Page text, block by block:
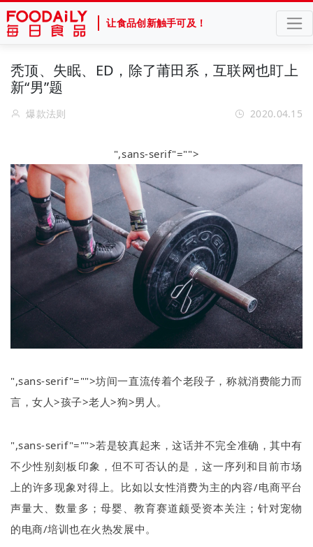
让食品创新触手可及！
秃顶、失眠、ED，除了莆田系，互联网也盯上
新“男”题
爆款法则 2020.04.15
",sans-serif"="">
",sans-serif"="">坊间一直流传着个老段子，称就消费能力而
言，女人>孩子>老人>狗>男人。
",sans-serif"="">若是较真起来，这话并不完全准确，其中有
不少性别刻板印象，但不可否认的是，这一序列和目前市场
上的许多现象对得上。比如以女性消费为主的内容/电商平台
声量大、数量多；母婴、教育赛道颇受资本关注；针对宠物
的电商/培训也在火热发展中。